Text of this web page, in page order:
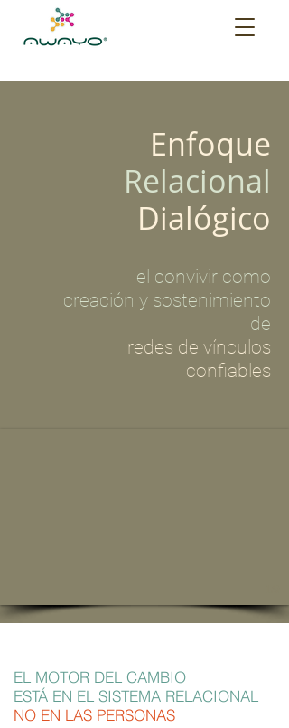
Enfoque
Relacional
Dialógico
el convivir como
creación y sostenimiento
de
redes de vínculos
confiables
EN EL PRINCIPIO FUE
CONVIVENCIA
EL MOTOR DEL CAMBIO
ESTÁ EN EL SISTEMA RELACIONAL
NO EN LAS PERSONAS